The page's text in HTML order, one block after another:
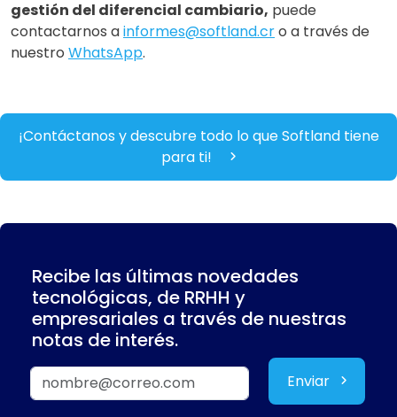
gestión del diferencial cambiario, puede
contactarnos ainformes@softland.cro a través de
nuestro WhatsApp.
¡Contáctanos y descubre todo lo que Softland tiene
para ti!
Recibe las últimas novedades
tecnológicas, de RRHH y
empresariales a través de nuestras
notas de interés.
Enviar